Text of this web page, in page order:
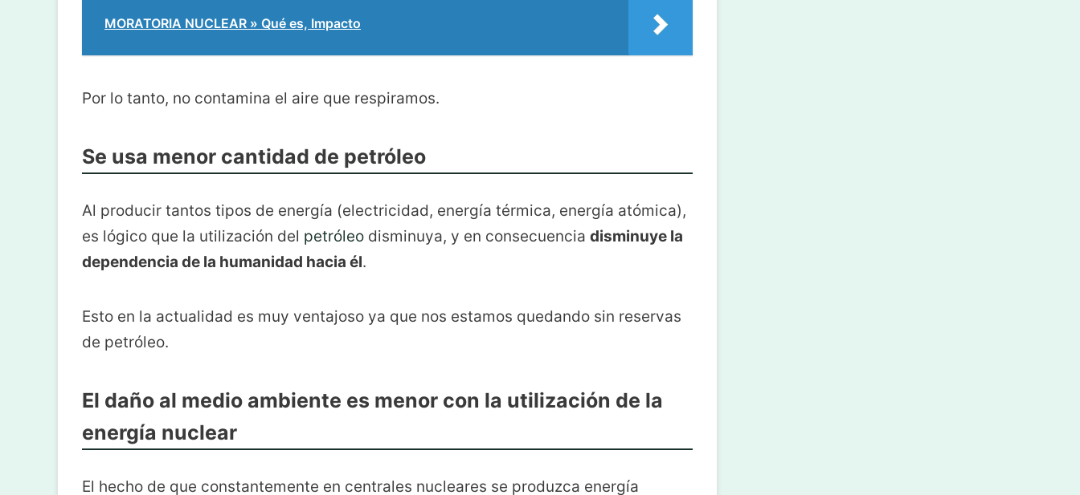
MORATORIA NUCLEAR » Qué es, Impacto
Por lo tanto, no contamina el aire que respiramos.
Se usa menor cantidad de petróleo
Al producir tantos tipos de energía (electricidad, energía térmica, energía atómica),
es lógico que la utilización del petróleo disminuya, y en consecuencia disminuye la
dependencia de la humanidad hacia él.
Esto en la actualidad es muy ventajoso ya que nos estamos quedando sin reservas
de petróleo.
El daño al medio ambiente es menor con la utilización de la
energía nuclear
El hecho de que constantemente en centrales nucleares se produzca energía